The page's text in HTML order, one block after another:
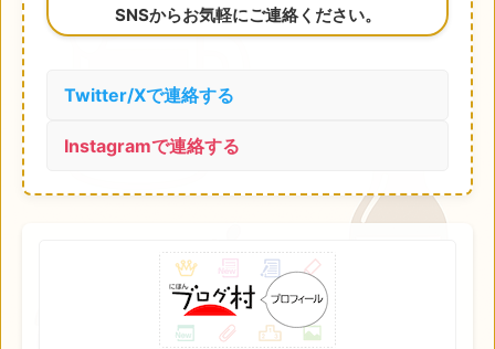
SNSからお気軽にご連絡ください。
Twitter/Xで連絡する
Instagramで連絡する